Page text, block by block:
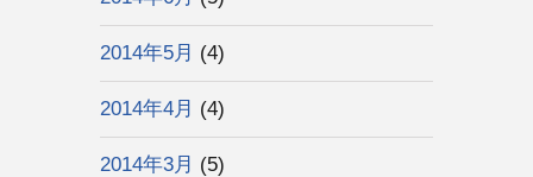
2014年5月 (4)
2014年4月 (4)
2014年3月 (5)